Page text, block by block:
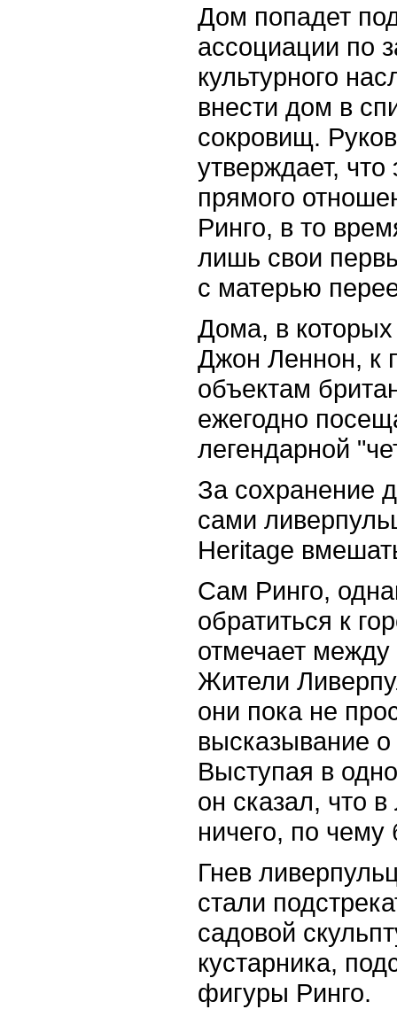
Дом попадет
ассоциации по
культурного
внести дом в
сокровищ.
утверждает,
прямого
Ринго, в то
лишь свои
с матерью
Дома, в
Джон Леннон, к
объектам
ежегодно
легендарной
За сохранение
сами
Heritage
Сам Ринго,
обратиться к
отмечает
Жители
они пока не
высказывание о
Выступая в
он сказал, что
ничего, по
Гнев
стали
садовой
кустарника,
фигуры Ринго.